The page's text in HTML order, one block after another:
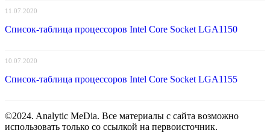
11.07.2020
Список-таблица процессоров Intel Core Socket LGA1150
10.07.2020
Список-таблица процессоров Intel Core Socket LGA1155
©2024. Analytic MeDia. Все материалы с сайта возможно
использовать только со ссылкой на первоисточник.